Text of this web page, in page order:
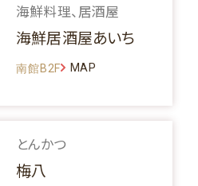
海鮮料理、居酒屋
海鮮居酒屋あいち
南館B2F MAP
とんかつ
梅八